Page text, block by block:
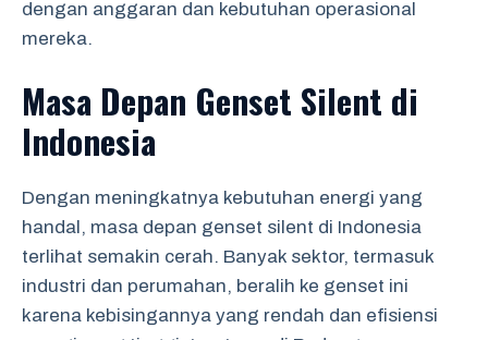
dengan anggaran dan kebutuhan operasional
mereka.
Masa Depan Genset Silent di
Indonesia
Dengan meningkatnya kebutuhan energi yang
handal, masa depan genset silent di Indonesia
terlihat semakin cerah. Banyak sektor, termasuk
industri dan perumahan, beralih ke genset ini
karena kebisingannya yang rendah dan efisiensi